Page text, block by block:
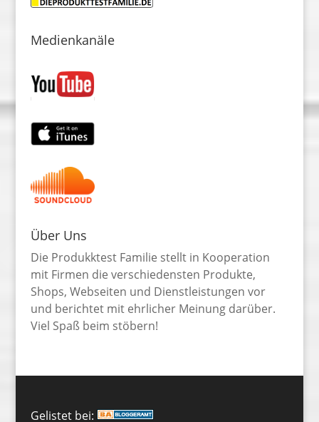
Medienkanäle
Über Uns
Die Produkktest Familie stellt in Kooperation
mit Firmen die verschiedensten Produkte,
Shops, Webseiten und Dienstleistungen vor
und berichtet mit ehrlicher Meinung darüber.
Viel Spaß beim stöbern!
Gelistet bei: